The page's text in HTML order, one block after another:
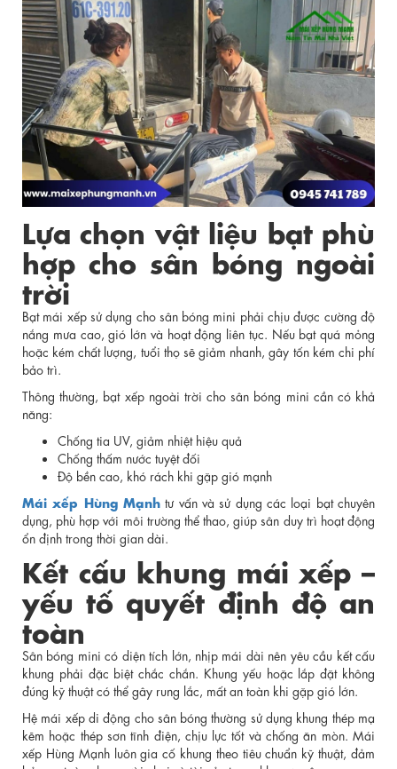
Lựa chọn vật liệu bạt phù
hợp cho sân bóng ngoài
trời
Bạt mái xếp sử dụng cho sân bóng mini phải chịu được cường độ
nắng mưa cao, gió lớn và hoạt động liên tục. Nếu bạt quá mỏng
hoặc kém chất lượng, tuổi thọ sẽ giảm nhanh, gây tốn kém chi phí
bảo trì.
Thông thường, bạt xếp ngoài trời cho sân bóng mini cần có khả
năng:
Chống tia UV, giảm nhiệt hiệu quả
Chống thấm nước tuyệt đối
Độ bền cao, khó rách khi gặp gió mạnh
Mái xếp Hùng Mạnh tư vấn và sử dụng các loại bạt chuyên
dụng, phù hợp với môi trường thể thao, giúp sân duy trì hoạt động
ổn định trong thời gian dài.
Kết cấu khung mái xếp –
yếu tố quyết định độ an
toàn
Sân bóng mini có diện tích lớn, nhịp mái dài nên yêu cầu kết cấu
khung phải đặc biệt chắc chắn. Khung yếu hoặc lắp đặt không
đúng kỹ thuật có thể gây rung lắc, mất an toàn khi gặp gió lớn.
Hệ mái xếp di động cho sân bóng thường sử dụng khung thép mạ
kẽm hoặc thép sơn tĩnh điện, chịu lực tốt và chống ăn mòn. Mái
xếp Hùng Mạnh luôn gia cố khung theo tiêu chuẩn kỹ thuật, đảm